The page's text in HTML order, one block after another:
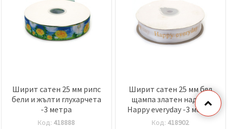
Ширит сатен 25 мм рипс
бели и жълти глухарчета
-3 метра
Код: 418888
Ширит сатен 25 мм бял
щампа златен надпис
Happy everyday -3 метра
Код: 418902